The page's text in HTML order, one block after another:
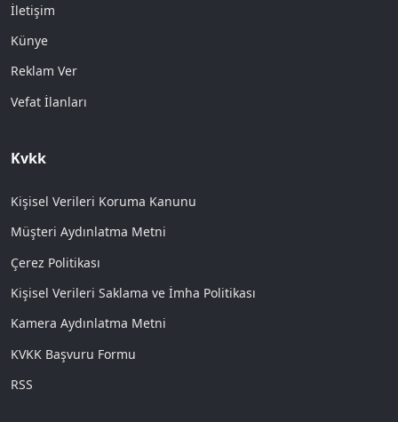
İletişim
Künye
Reklam Ver
Vefat İlanları
Kvkk
Kişisel Verileri Koruma Kanunu
Müşteri Aydınlatma Metni
Çerez Politikası
Kişisel Verileri Saklama ve İmha Politikası
Kamera Aydınlatma Metni
KVKK Başvuru Formu
RSS